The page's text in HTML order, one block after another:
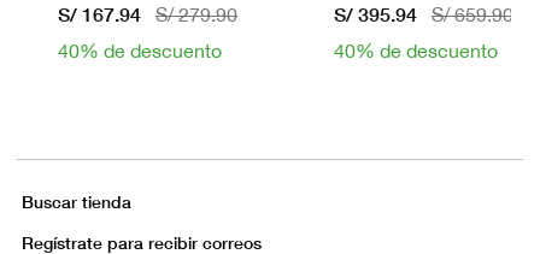
S/ 167.94
S/ 279.90
40% de descuento
S/ 395.94
S/ 659.90
40% de descuento
Buscar tienda
Regístrate para recibir correos